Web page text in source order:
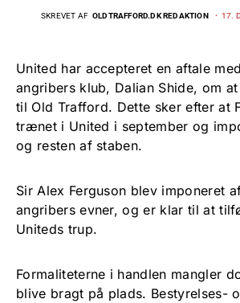
SKREVET AF OLDTRAFFORD.DK REDAKTION 17.
United har accepteret en aftale
angribers klub, Dalian Shide, om
til Old Trafford. Dette sker efter at
trænet i United i september og
og resten af staben.
Sir Alex Ferguson blev imponeret
angribers evner, og er klar til at
Uniteds trup.
Formaliteterne i handlen mangler
blive bragt på plads. Bestyrelses-